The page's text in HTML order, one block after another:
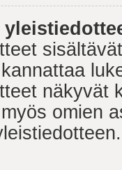
näkyvät
omien